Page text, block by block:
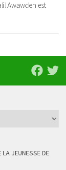
Awawdeh est
LA JEUNESSE DE